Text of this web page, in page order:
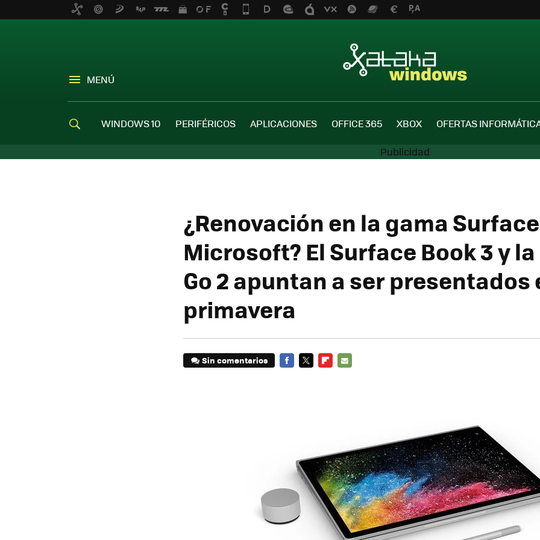
MENÚ
WINDOWS 10 PERIFÉRICOS APLICACIONES OFFICE 365 XBOX OFERTAS
¿Renovación en la gama
Microsoft? El Surface Book 3 y
Go 2 apuntan a ser presentados
primavera
Sin comentarios